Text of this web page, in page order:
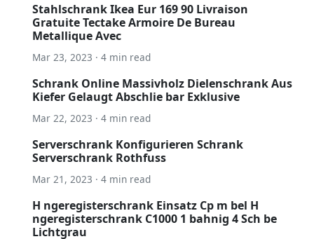
Stahlschrank Ikea Eur 169 90 Livraison
Gratuite Tectake Armoire De Bureau
Metallique Avec
Mar 23, 2023 · 4 min read
Schrank Online Massivholz Dielenschrank Aus
Kiefer Gelaugt Abschlie bar Exklusive
Mar 22, 2023 · 4 min read
Serverschrank Konfigurieren Schrank
Serverschrank Rothfuss
Mar 21, 2023 · 4 min read
H ngeregisterschrank Einsatz Cp m bel H
ngeregisterschrank C1000 1 bahnig 4 Sch be
Lichtgrau